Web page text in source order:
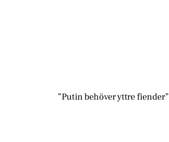
”Putin behöver yttre fiender”